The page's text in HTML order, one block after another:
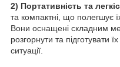
2) Портативність та
та компактні, що полегшує
Вони оснащені складним
розгорнути та підготувати
ситуації.